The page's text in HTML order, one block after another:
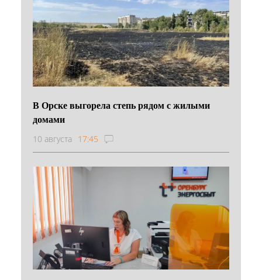
В Орске выгорела степь рядом с жилыми
домами
10 августа 17:45